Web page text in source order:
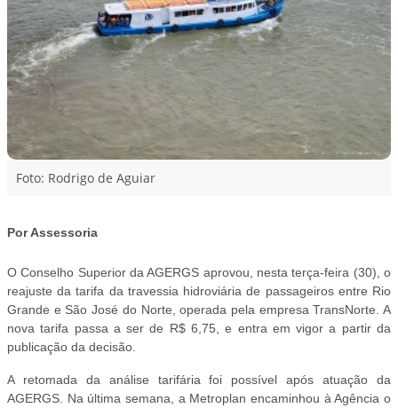
Foto: Rodrigo de Aguiar
Por Assessoria
O Conselho Superior da AGERGS aprovou, nesta terça-feira (30), o
reajuste da tarifa da travessia hidroviária de passageiros entre Rio
Grande e São José do Norte, operada pela empresa TransNorte. A
nova tarifa passa a ser de R$ 6,75, e entra em vigor a partir da
publicação da decisão.
A retomada da análise tarifária foi possível após atuação da
AGERGS. Na última semana, a Metroplan encaminhou à Agência o